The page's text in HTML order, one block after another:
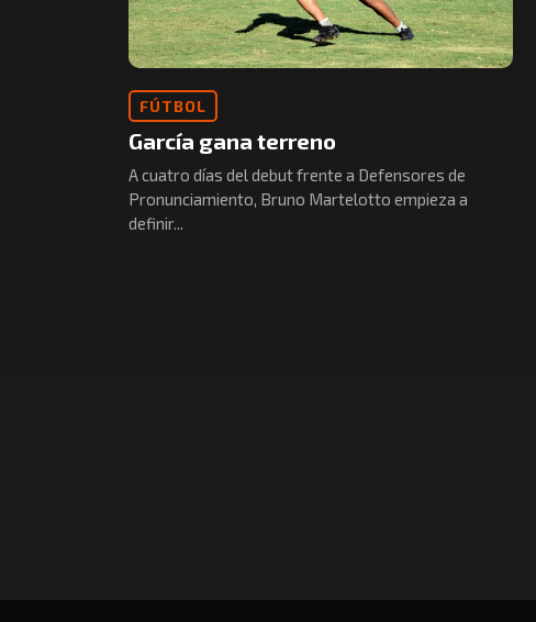
FÚTBOL
García gana terreno
A cuatro días del debut frente a Defensores de
Pronunciamiento, Bruno Martelotto empieza a
definir...